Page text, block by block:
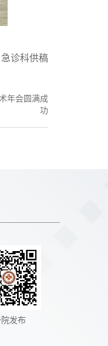
科供稿
年会圆满成
功
发布